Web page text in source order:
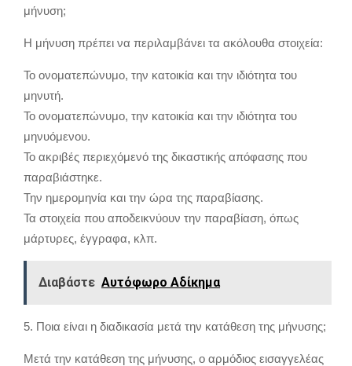
μήνυση;
Η μήνυση πρέπει να περιλαμβάνει τα ακόλουθα στοιχεία:
Το ονοματεπώνυμο, την κατοικία και την ιδιότητα του
μηνυτή.
Το ονοματεπώνυμο, την κατοικία και την ιδιότητα του
μηνυόμενου.
Το ακριβές περιεχόμενό της δικαστικής απόφασης που
παραβιάστηκε.
Την ημερομηνία και την ώρα της παραβίασης.
Τα στοιχεία που αποδεικνύουν την παραβίαση, όπως
μάρτυρες, έγγραφα, κλπ.
Διαβάστε Αυτόφωρο Αδίκημα
5. Ποια είναι η διαδικασία μετά την κατάθεση της μήνυσης;
Μετά την κατάθεση της μήνυσης, ο αρμόδιος εισαγγελέας